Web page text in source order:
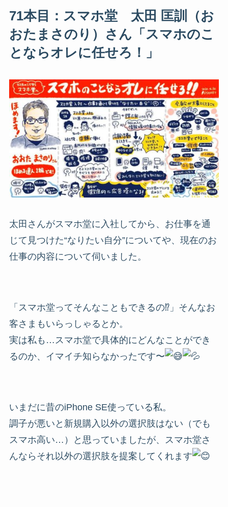
71本目：スマホ堂 太田 匡訓（お
おたまさのり）さん「スマホのこ
とならオレに任せろ！」
太田さんがスマホ堂に入社してから、お仕事を通
じて見つけた“なりたい自分”についてや、現在のお
仕事の内容について伺いました。
「スマホ堂ってそんなこともできるの⁉︎」そんなお
客さまもいらっしゃるとか。
実は私も…スマホ堂で具体的にどんなことができ
るのか、イマイチ知らなかったです〜
いまだに昔のiPhone SE使っている私。
調子が悪いと新規購入以外の選択肢はない（でも
スマホ高い…）と思っていましたが、スマホ堂さ
んならそれ以外の選択肢を提案してくれます